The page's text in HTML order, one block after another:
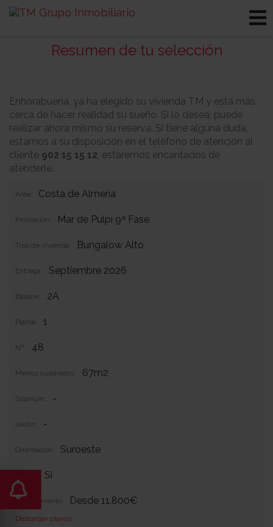
Resumen de tu selección
Enhorabuena, ya ha elegido su vivienda TM y está más
cerca de hacer realidad su sueño. Si lo desea, puede
realizar ahora mismo su reserva. Si tiene alguna duda,
estamos a su disposición en el teléfono de atención al
cliente 902 15 15 12, estaremos encantados de
atenderle.
Área: Costa de Almería
Promoción: Mar de Pulpí 9ª Fase
Tipo de vivienda: Bungalow Alto
Entrega: Septiembre 2026
Bloque: 2A
Planta: 1
Nº: 48
Metros cuadrados: 67m2
Solarium: -
Jardin: -
Orientacion: Suroeste
Si
Equipamiento: Desde 11.800€
Descargar planos